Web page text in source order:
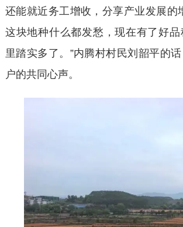
还能就近务工增收，分享产业发展的
这块地种什么都发愁，现在有了好
里踏实多了。”内腾村村民刘韶平的
户的共同心声。